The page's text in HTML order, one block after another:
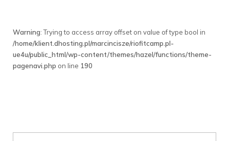
Warning: Trying to access array offset on value of type bool in
/home/klient.dhosting.pl/marcincisze/riofitcamp.pl-
ue4u/public_html/wp-content/themes/hazel/functions/theme-
pagenavi.php on line 190